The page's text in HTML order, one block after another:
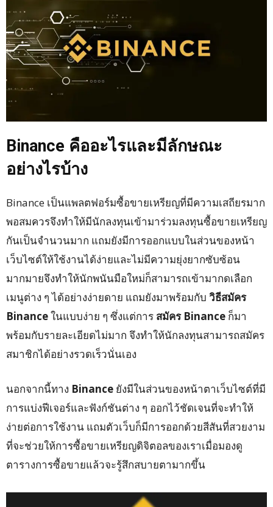
Binance คืออะไรและมีลักษณะ
อย่างไรบ้าง
Binance เป็นแพลตฟอร์มซื้อขายเหรียญที่มีความเสถียรมาก
พอสมควรจึงทำให้มีนักลงทุนเข้ามาร่วมลงทุนซื้อขายเหรียญ
กันเป็นจำนวนมาก แถมยังมีการออกแบบในส่วนของหน้า
เว็บไซต์ให้ใช้งานได้ง่ายและไม่มีความยุ่งยากซับซ้อน
มากมายจึงทำให้นักพนันมือใหม่ก็สามารถเข้ามากดเลือก
เมนูต่าง ๆ ได้อย่างง่ายดาย แถมยังมาพร้อมกับ วิธีสมัคร
Binanceในแบบง่าย ๆ ซึ่งแต่การ สมัคร Binance ก็มา
พร้อมกับรายละเอียดไม่มาก จึงทำให้นักลงทุนสามารถสมัคร
สมาชิกได้อย่างรวดเร็วนั่นเอง
นอกจากนี้ทาง Binance ยังมีในส่วนของหน้าตาเว็บไซต์ที่มี
การแบ่งฟีเจอร์และฟังก์ชันต่าง ๆ ออกไว้ชัดเจนที่จะทำให้
ง่ายต่อการใช้งาน แถมตัวเว็บก็มีการออกด้วยสีสันที่สวยงาม
ที่จะช่วยให้การซื้อขายเหรียญดิจิตอลของเราเมื่อมองดู
ตารางการซื้อขายแล้วจะรู้สึกสบายตามากขึ้น